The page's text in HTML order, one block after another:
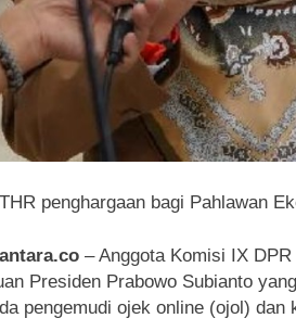
penghargaan bagi Pahlawan
– Anggota Komisi IX
Presiden Prabowo Subianto
pengemudi ojek online (ojol) dan